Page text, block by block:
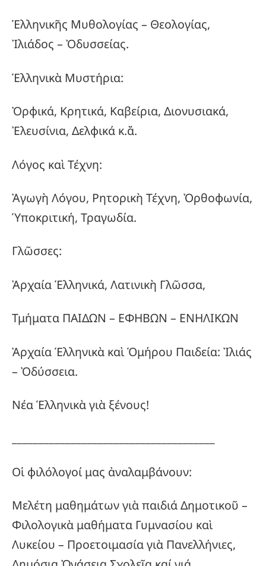
Ἑλληνικῆς Μυθολογίας – Θεολογίας,
Ἰλιάδος – Ὀδυσσείας.
Ἑλληνικὰ Μυστήρια:
Ὀρφικά, Κρητικά, Καβείρια, Διονυσιακά,
Ἐλευσίνια, Δελφικά κ.ἄ.
Λόγος καὶ Τέχνη:
Ἀγωγὴ Λόγου, Ρητορικὴ Τέχνη, Ὀρθοφωνία,
Ὑποκριτική, Τραγωδία.
Γλῶσσες:
Ἀρχαία Ἑλληνικά, Λατινικὴ Γλῶσσα,
Τμήματα ΠΑΙΔΩΝ – ΕΦΗΒΩΝ – ΕΝΗΛΙΚΩΝ
Ἀρχαία Ἑλληνικὰ καὶ Ὁμήρου Παιδεία: Ἰλιάς
– Ὀδύσσεια.
Νέα Ἑλληνικὰ γιὰ ξένους!
Οἱ φιλόλογοί μας ἀναλαμβάνουν:
Μελέτη μαθημάτων γιὰ παιδιά Δημοτικοῦ –
Φιλολογικὰ μαθήματα Γυμνασίου καὶ
Λυκείου – Προετοιμασία γιὰ Πανελλήνιες,